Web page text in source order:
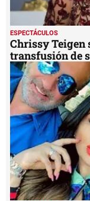
ESPECTÁCULOS
Chrissy Teigen
transfusión de